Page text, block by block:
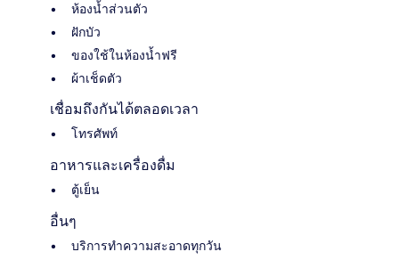
ห้องน้ำส่วนตัว
ฝักบัว
ของใช้ในห้องน้ำฟรี
ผ้าเช็ดตัว
เชื่อมถึงกันได้ตลอดเวลา
โทรศัพท์
อาหารและเครื่องดื่ม
ตู้เย็น
อื่นๆ
บริการทำความสะอาดทุกวัน